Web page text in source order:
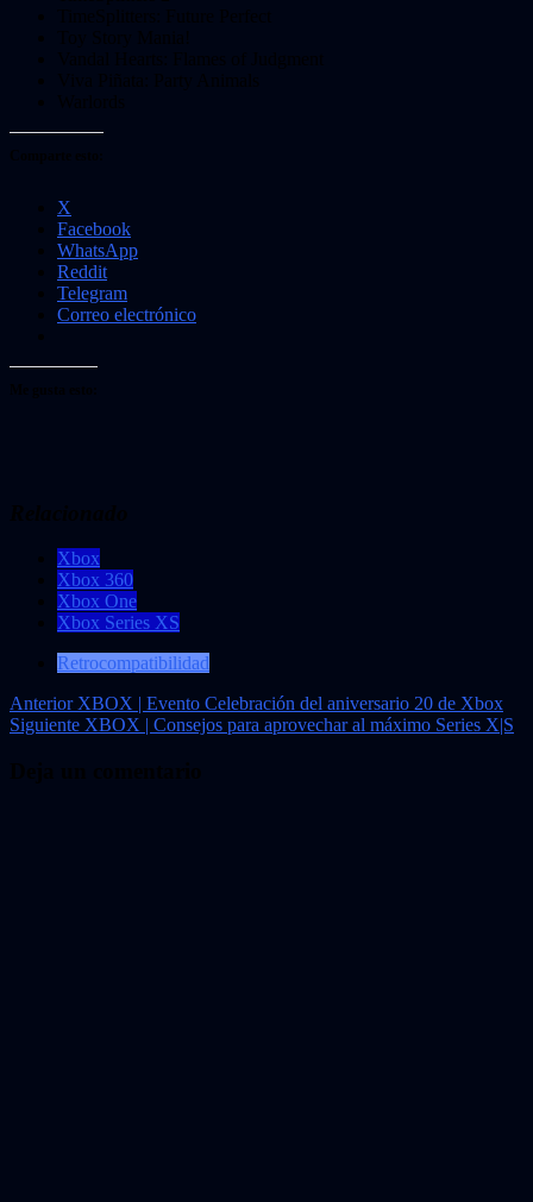
X
Facebook
WhatsApp
Reddit
Telegram
Correo electrónico
Xbox
Xbox 360
Xbox One
Xbox Series XS
Retrocompatibilidad
Navegación
de
AnteriorXBOX | Evento Celebración del aniversario 20 de Xbox
Siguiente XBOX | Consejos para aprovechar al máximo Series X|S